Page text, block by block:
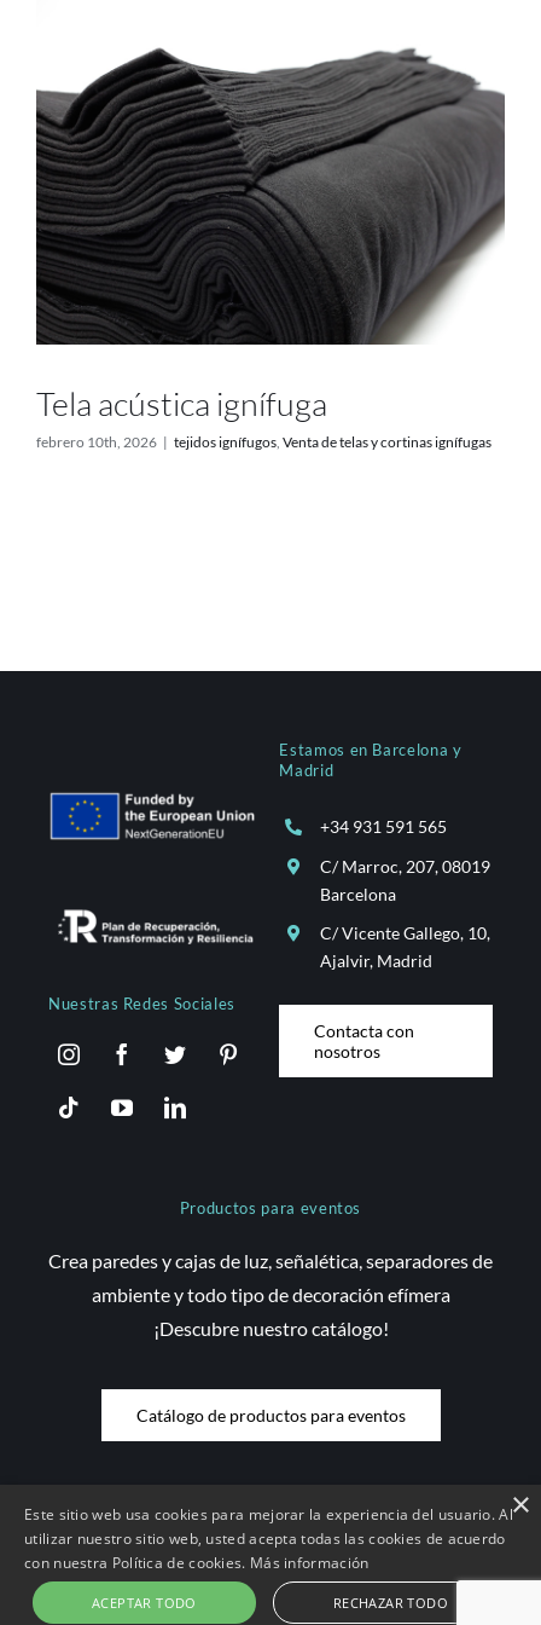
Blog
Contacto
Tienda online
Tela acústica ignífuga
febrero 10th, 2026 | tejidos ignífugos Venta de telas y cortinas ignífugas
Nuestras Redes Sociales
Estamos en Barcelona y
Madrid
+34 931 591 565
C/ Marroc, 207, 08019
Barcelona
C/ Vicente Gallego, 10,
Ajalvir, Madrid
Contacta con
nosotros
Productos para eventos
Crea paredes y cajas de luz, señalética, separadores de
ambiente y todo tipo de decoración efímera
¡Descubre nuestro catálogo!
Catálogo de productos para eventos
© Copyright 2026 Saez Decom - Todos los derechos reservados | Web
desenvolupada perCompsa Online• Aviso Legal y condiciones de uso
Condiciones de contratación |
Política de Cookies|Política de
Privacidad
×
Este sitio web usa cookies para mejorar la experiencia del usuario. Al
utilizar nuestro sitio web, usted acepta todas las cookies de acuerdo
con nuestra Política de cookies. Más información
ACEPTAR TODO RECHAZAR TODO